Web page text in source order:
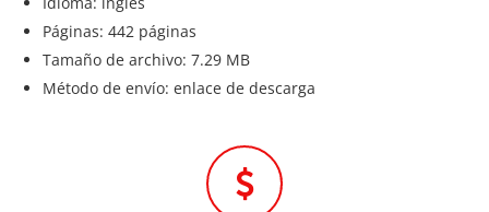
Páginas: 442 páginas
Tamaño de archivo: 7.29 MB
Método de envío: enlace de descarga